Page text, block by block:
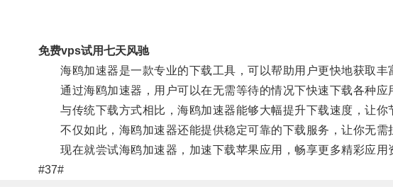
免费vps试用七天风驰
海鸥加速器是一款专业的下载工具，可以帮助用户更快地获取丰
通过海鸥加速器，用户可以在无需等待的情况下快速下载各种应
与传统下载方式相比，海鸥加速器能够大幅提升下载速度，让你
不仅如此，海鸥加速器还能提供稳定可靠的下载服务，让你无需
现在就尝试海鸥加速器，加速下载苹果应用，畅享更多精彩应用
#37#